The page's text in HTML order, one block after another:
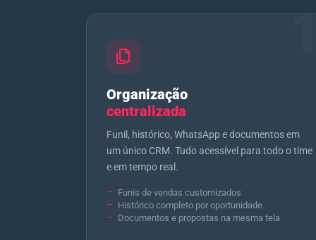
Organização
centralizada
Funil, histórico, WhatsApp e documentos em
um único CRM. Tudo acessível para todo o time
e em tempo real.
Funis de vendas customizados
Histórico completo por oportunidade
Documentos e propostas na mesma tela